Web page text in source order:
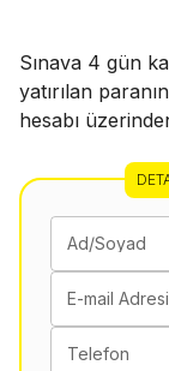
Sınava 4 gün
yatırılan
hesabı
Ad/Soyad
E-mail
Telefon